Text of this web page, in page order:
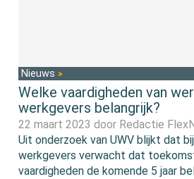
Nieuws
Welke vaardigheden van
werkgevers belangrijk?
22 maart 2023 door Redactie
Uit onderzoek van UWV blijkt dat
werkgevers verwacht dat
vaardigheden de komende 5 jaar